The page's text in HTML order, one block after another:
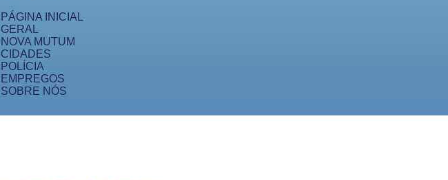
PÁGINA INICIAL
GERAL
NOVA MUTUM
CIDADES
POLÍCIA
EMPREGOS
SOBRE NÓS